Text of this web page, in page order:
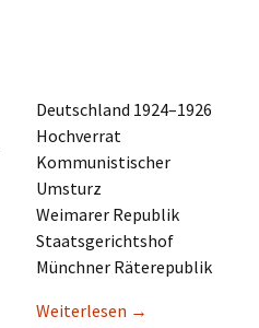
Deutsch­land 1924–1926
Hochverrat
Kommu­nis­ti­scher
Umsturz
Weima­rer Republik
Staatsgerichtshof
Münch­ner Räterepublik
Weiter­le­sen →